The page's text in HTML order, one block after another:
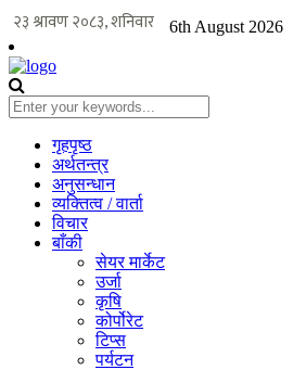
6th August 2026
गृहपृष्ठ
अर्थतन्त्र
अनुसन्धान
व्यक्तित्व / वार्ता
विचार
बाँकी
सेयर मार्केट
उर्जा
कृषि
कोर्पोरेट
टिप्स
पर्यटन